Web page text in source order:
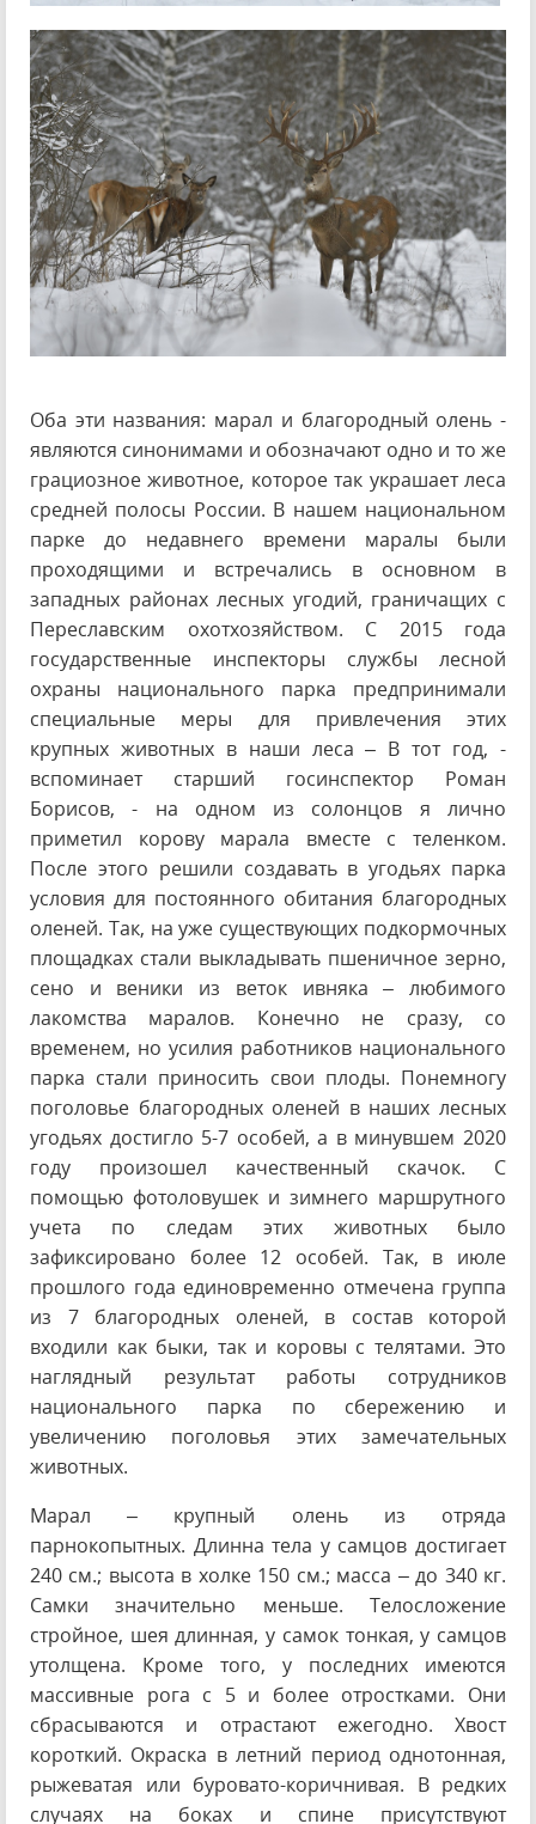
Оба эти названия: марал и благородный олень -
являются синонимами и обозначают одно и то же
грациозное животное, которое так украшает леса
средней полосы России. В нашем национальном
парке до недавнего времени маралы были
проходящими и встречались в основном в
западных районах лесных угодий, граничащих с
Переславским охотхозяйством. С 2015 года
государственные инспекторы службы лесной
охраны национального парка предпринимали
специальные меры для привлечения этих
крупных животных в наши леса – В тот год, -
вспоминает старший госинспектор Роман
Борисов, - на одном из солонцов я лично
приметил корову марала вместе с теленком.
После этого решили создавать в угодьях парка
условия для постоянного обитания благородных
оленей. Так, на уже существующих подкормочных
площадках стали выкладывать пшеничное зерно,
сено и веники из веток ивняка – любимого
лакомства маралов. Конечно не сразу, со
временем, но усилия работников национального
парка стали приносить свои плоды. Понемногу
поголовье благородных оленей в наших лесных
угодьях достигло 5-7 особей, а в минувшем 2020
году произошел качественный скачок. С
помощью фотоловушек и зимнего маршрутного
учета по следам этих животных было
зафиксировано более 12 особей. Так, в июле
прошлого года единовременно отмечена группа
из 7 благородных оленей, в состав которой
входили как быки, так и коровы с телятами. Это
наглядный результат работы сотрудников
национального парка по сбережению и
увеличению поголовья этих замечательных
животных.
Марал – крупный олень из отряда
парнокопытных. Длинна тела у самцов достигает
240 см.; высота в холке 150 см.; масса – до 340 кг.
Самки значительно меньше. Телосложение
стройное, шея длинная, у самок тонкая, у самцов
утолщена. Кроме того, у последних имеются
массивные рога с 5 и более отростками. Они
сбрасываются и отрастают ежегодно. Хвост
короткий. Окраска в летний период однотонная,
рыжеватая или буровато-коричнивая. В редких
случаях на боках и спине присутствуют